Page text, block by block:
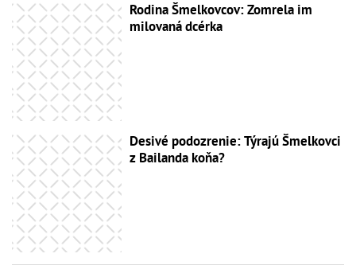
Rodina Šmelkovcov: Zomrela im
milovaná dcérka
Desivé podozrenie: Týrajú Šmelkovci
z Bailanda koňa?